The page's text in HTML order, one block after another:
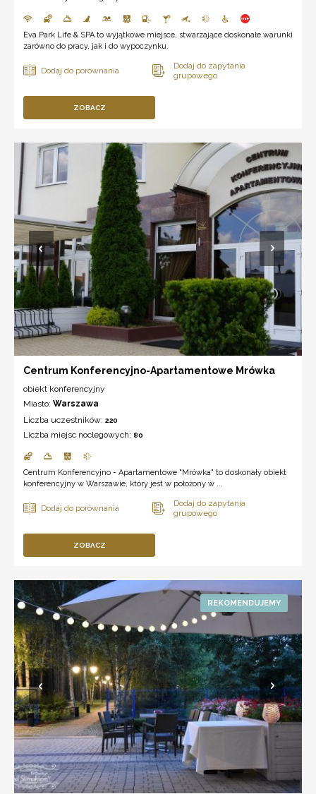
Eva Park Life & SPA to wyjątkowe miejsce, stwarzające doskonałe warunki
zarówno do pracy, jak i do wypoczynku.
ZOBACZ
Centrum Konferencyjno-Apartamentowe Mrówka
obiekt konferencyjny
Miasto: Warszawa
Liczba uczestników: 220
Liczba miejsc noclegowych: 80
Centrum Konferencyjno - Apartamentowe "Mrówka" to doskonały obiekt
konferencyjny w Warszawie, który jest w położony w ...
ZOBACZ